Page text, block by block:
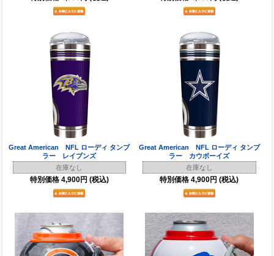
Great American NFL ローディ タンブ
ラー レイブンズ
在庫なし
特別価格 4,900円 (税込)
Great American NFL ローディ タンブ
ラー カウボーイズ
在庫なし
特別価格 4,900円 (税込)